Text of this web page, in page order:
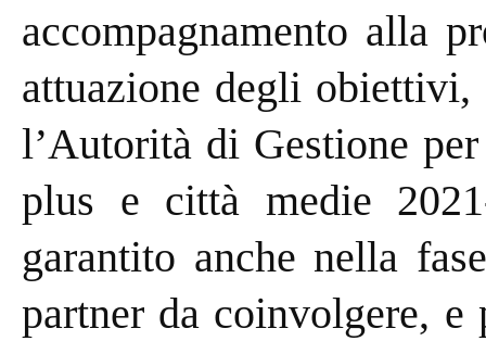
accompagnamento alla
attuazione degli obiettivi,
l’Autorità di Gestione
plus e città medie
garantito anche nella
partner da coinvolgere,